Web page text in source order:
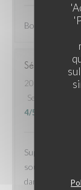
Bon
Sébastien
2026-06-14
-
Servizio
4/5
Super moment!
souriant,
dans